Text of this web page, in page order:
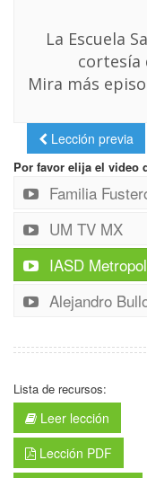
La Escuela
cortesía
Mira más
Lección previa
Por favor elija el video
Familia
UM TV MX
IASD
Alejandro
Lista de recursos:
Leer lección
Lección PDF